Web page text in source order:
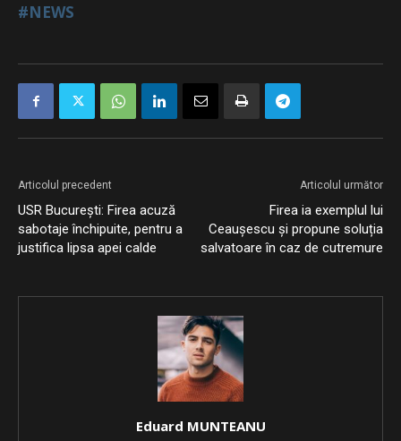
#NEWS
Articolul precedent
USR Bucureşti: Firea acuză
sabotaje închipuite, pentru a
justifica lipsa apei calde
Articolul următor
Firea ia exemplul lui
Ceaușescu și propune soluția
salvatoare în caz de cutremure
Eduard MUNTEANU